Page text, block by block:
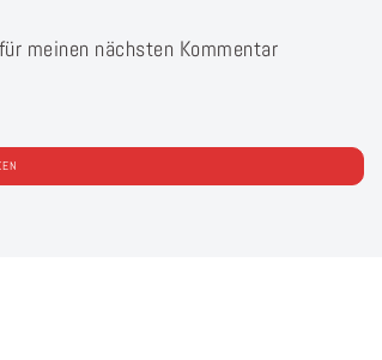
meinen nächsten Kommentar